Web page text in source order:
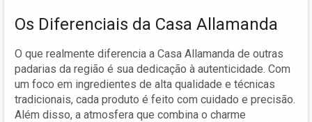
Os Diferenciais da Casa Allamanda
O que realmente diferencia a Casa Allamanda de outras
padarias da região é sua dedicação à autenticidade. Com
um foco em ingredientes de alta qualidade e técnicas
tradicionais, cada produto é feito com cuidado e precisão.
Além disso, a atmosfera que combina o charme